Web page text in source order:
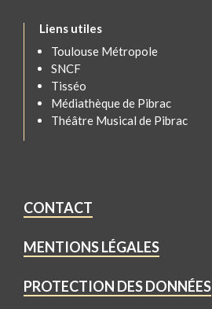
Liens utiles
Toulouse Métropole
SNCF
Tisséo
Médiathèque de Pibrac
Théâtre Musical de Pibrac
CONTACT
MENTIONS LÉGALES
PROTECTION DES DONNÉES